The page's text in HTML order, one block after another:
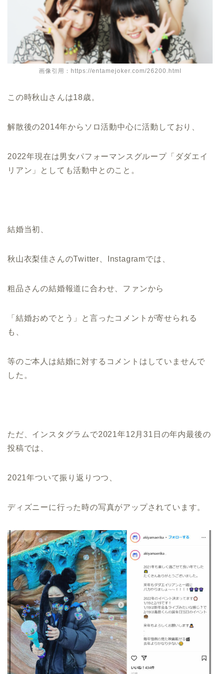
画像引用：https://entamejoker.com/26200.html
この時秋山さんは18歳。
解散後の2014年からソロ活動中心に活動しており、
2022年現在は男女パフォーマンスグループ「ダダエイ
リアン」としても活動中とのこと。
結婚当初、
秋山衣梨佳さんのTwitter、Instagramでは、
粗品さんの結婚報道に合わせ、ファンから
「結婚おめでとう」と言ったコメントが寄せられる
も、
等のご本人は結婚に対するコメントはしていませんで
した。
ただ、インスタグラムで2021年12月31日の年内最後の
投稿では、
2021年ついて振り返りつつ、
ディズニーに行った時の写真がアップされています。